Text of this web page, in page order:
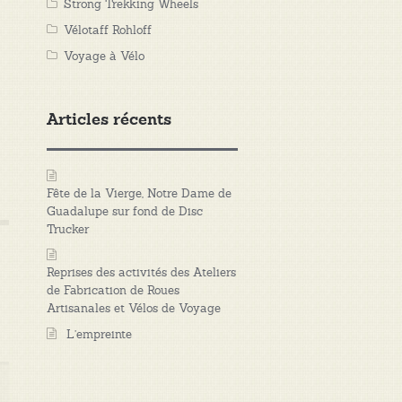
Strong Trekking Wheels
Vélotaff Rohloff
Voyage à Vélo
Articles récents
Fête de la Vierge, Notre Dame de
Guadalupe sur fond de Disc
Trucker
Reprises des activités des Ateliers
de Fabrication de Roues
Artisanales et Vélos de Voyage
L’empreinte